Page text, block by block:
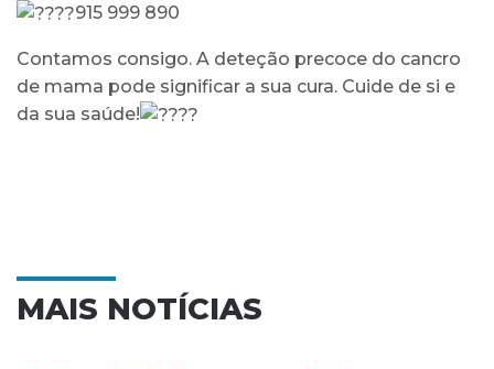
915 999 890
Contamos consigo. A deteção precoce do cancro
de mama pode significar a sua cura. Cuide de si e
da sua saúde!
MAIS NOTÍCIAS